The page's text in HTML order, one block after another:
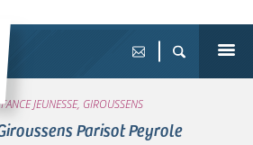
JEUNESSE, GIROUSSENS
Parisot Peyrole